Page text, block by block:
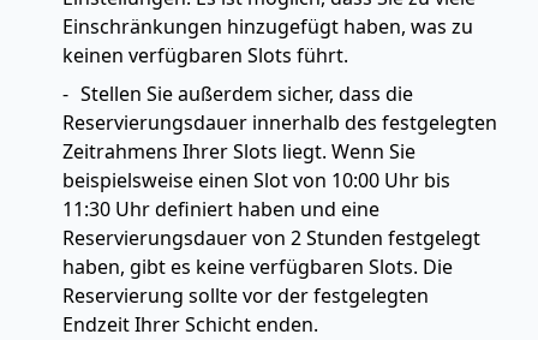
Einschränkungen hinzugefügt haben, was zu
keinen verfügbaren Slots führt.
Stellen Sie außerdem sicher, dass die
Reservierungsdauer innerhalb des festgelegten
Zeitrahmens Ihrer Slots liegt. Wenn Sie
beispielsweise einen Slot von 10:00 Uhr bis
11:30 Uhr definiert haben und eine
Reservierungsdauer von 2 Stunden festgelegt
haben, gibt es keine verfügbaren Slots. Die
Reservierung sollte vor der festgelegten
Endzeit Ihrer Schicht enden.